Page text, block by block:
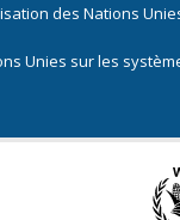
des Nations
Unies sur les